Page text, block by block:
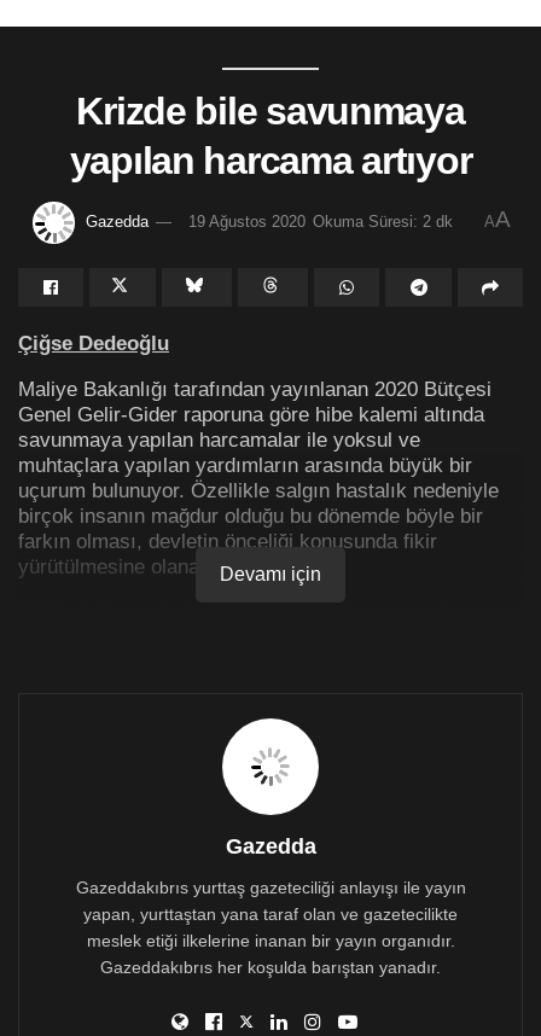
Krizde bile savunmaya
yapılan harcama artıyor
Gazedda 19 Ağustos 2020 Okuma Süresi: 2 dk AA
Çiğse Dedeoğlu
Maliye Bakanlığı tarafından yayınlanan 2020 Bütçesi
Genel Gelir-Gider raporuna göre hibe kalemi altında
savunmaya yapılan harcamalar ile yoksul ve
muhtaçlara yapılan yardımların arasında büyük bir
uçurum bulunuyor. Özellikle salgın hastalık nedeniyle
birçok insanın mağdur olduğu bu dönemde böyle bir
farkın olması, devletin önceliği konusunda fikir
yürütülmesine olanak sağlıyor.
yoksul ve muhtaçlara yapılan harcamanın 8 katı oldu.
Koronavirüs sebebiyle birçok insanın işini
kaybetmesi/geçici süre çalışamaması ve TL’nin değer
kaybıyla halkın ekonomik sıkıntılar çektiği bu zorlu
dönemde, savunmaya ayrılan bütçe 200 milyon TL
artarken, muhtaç ve yoksullara yapılan yardım yaklaşık
Temmuz ayının verilerine baktığımızda yine benzer bir
durum görülmektedir.
Savunmaya harcanan para 122 milyon 874 bin TL iken,
muhtaç ve yoksullara yapılan toplam yardım sadece 6
Devamı için
Gazedda
Gazeddakıbrıs yurttaş gazeteciliği anlayışı ile yayın
yapan, yurttaştan yana taraf olan ve gazetecilikte
meslek etiği ilkelerine inanan bir yayın organıdır.
Gazeddakıbrıs her koşulda barıştan yanadır.